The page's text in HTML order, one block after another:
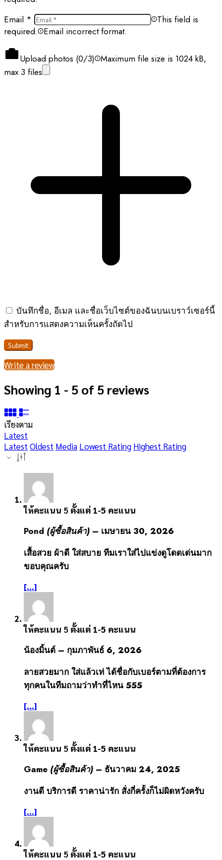
Email *
This field is
required.
Email incorrect format.
Upload photos (0/3) Maximum file size is 1024 kB,
max 3 files
บันทึกชื่อ, อีเมล และชื่อเว็บไซต์ของฉันบนเบราว์เซอร์นี้
สำหรับการแสดงความเห็นครั้งถัดไป
Write a review
Showing 1 - 5 of 5 reviews
เรียงตาม
Latest
Latest Oldest Media Lowest Rating Highest Rating
ให้คะแนน 5 ตั้งแต่ 1-5 คะแนน
Pond (ผู้ซื้อสินค้า) – เมษายน 30, 2026
เสื้อสวย ผ้าดี ใส่สบาย ทีมเราใส่ไปแข่งดูโดดเด่นมาก
ขอบคุณครับ
[...]
ให้คะแนน 5 ตั้งแต่ 1-5 คะแนน
น้องมิ้นต์ – กุมภาพันธ์ 6, 2026
ลายสวยมาก ใส่แล้วเท่ ได้ชื่อกับเบอร์ตามที่ต้องการ
ทุกคนในทีมถามว่าทำที่ไหน 555
[...]
ให้คะแนน 5 ตั้งแต่ 1-5 คะแนน
Game (ผู้ซื้อสินค้า) – ธันวาคม 24, 2025
งานดี บริการดี ราคาน่ารัก สั่งกี่ครั้งก็ไม่ผิดหวังครับ
[...]
ให้คะแนน 5 ตั้งแต่ 1-5 คะแนน